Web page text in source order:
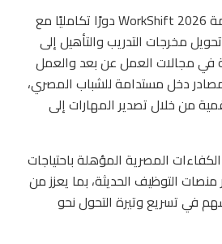
وفي هذا الإطار، تلعب قمة 2026 WorkShift دورًا تكامليًا مع
مخرجات التدريب والتأهيل إلى
مجالات العمل عن بعد والعمل
دخل مستدامة للشباب المصري،
من خلال تصدير المهارات إلى
المصرية المؤهلة باحتياجات
منصات التوظيف الحديثة، بما يعزز من
في تسريع وتيرة التحول نحو